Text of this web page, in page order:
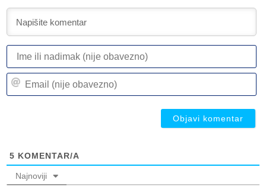
5 KOMENTAR/A
Najnoviji